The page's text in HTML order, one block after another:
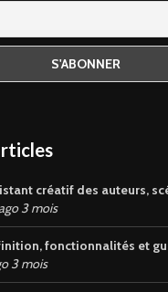
créatif des auteurs,
3 mois
fonctionnalités et
3 mois